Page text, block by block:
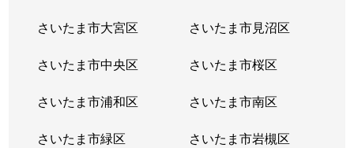
さいたま市大宮区 さいたま市見沼区
さいたま市中央区 さいたま市桜区
さいたま市浦和区 さいたま市南区
さいたま市緑区 さいたま市岩槻区